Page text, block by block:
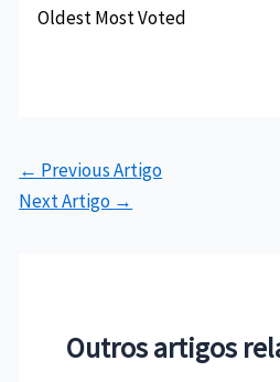
OldestMost Voted
← Previous Artigo
Next Artigo →
Outros artigos